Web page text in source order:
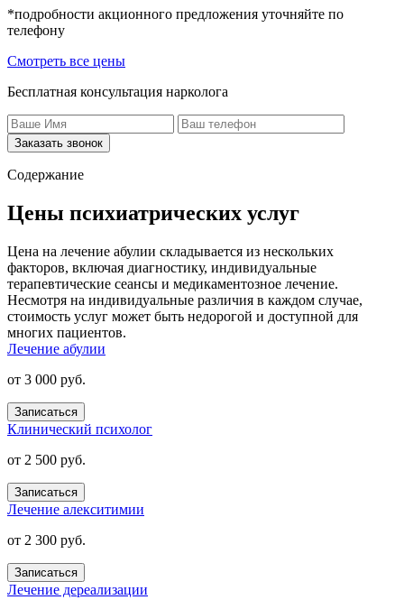
*подробности акционного предложения уточняйте по
телефону
Смотреть все цены
Бесплатная консультация нарколога
Заказать звонок
Содержание
Цены психиатрических услуг
Цена на лечение абулии складывается из нескольких
факторов, включая диагностику, индивидуальные
терапевтические сеансы и медикаментозное лечение.
Несмотря на индивидуальные различия в каждом случае,
стоимость услуг может быть недорогой и доступной для
многих пациентов.
Лечение абулии
от 3 000 руб.
Записаться
Клинический психолог
от 2 500 руб.
Записаться
Лечение алекситимии
от 2 300 руб.
Записаться
Лечение дереализации